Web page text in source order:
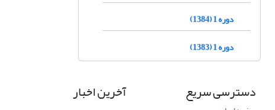
دوره 1 (1384)
دوره 1 (1383)
دسترسی سریع آخرین اخبار